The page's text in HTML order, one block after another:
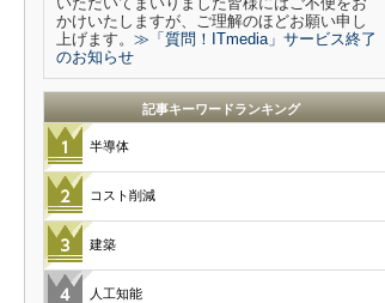
かけいたしますが、ご理解のほどお願い申し
上げます。 ≫「質問！ITmedia」サービス終了
のお知らせ
記事キーワードランキング
半導体
コスト削減
建築
人工知能